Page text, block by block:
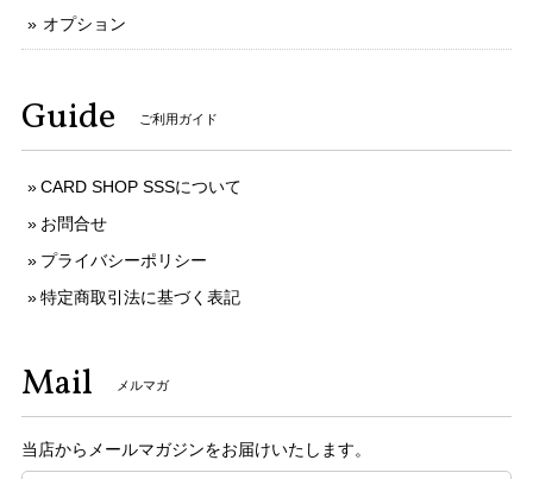
オプション
Guide ご利用ガイド
CARD SHOP SSSについて
お問合せ
プライバシーポリシー
特定商取引法に基づく表記
Mail メルマガ
当店からメールマガジンをお届けいたします。